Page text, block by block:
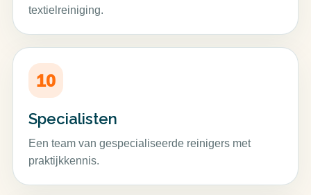
textielreiniging.
10
Specialisten
Een team van gespecialiseerde reinigers met
praktijkkennis.